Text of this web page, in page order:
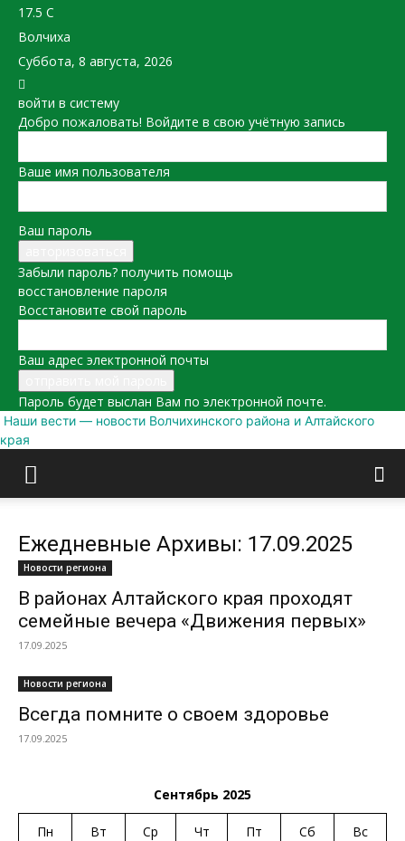
17.5 C
Волчиха
Суббота, 8 августа, 2026
войти в систему
Добро пожаловать! Войдите в свою учётную запись
Ваше имя пользователя
Ваш пароль
Забыли пароль? получить помощь
восстановление пароля
Восстановите свой пароль
Ваш адрес электронной почты
Пароль будет выслан Вам по электронной почте.
Наши вести — новости Волчихинского района и Алтайского
края
Ежедневные Архивы: 17.09.2025
Новости региона
В районах Алтайского края проходят
семейные вечера «Движения первых»
17.09.2025
Новости региона
Всегда помните о своем здоровье
17.09.2025
Сентябрь 2025
Пн Вт Ср Чт Пт Сб
Вс